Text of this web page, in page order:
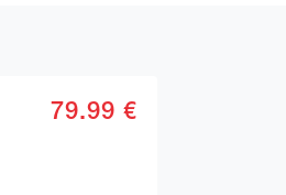
79.99 €